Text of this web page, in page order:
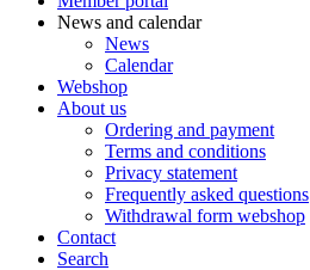
News and calendar
News
Calendar
Webshop
About us
Ordering and payment
Terms and conditions
Privacy statement
Frequently asked questions
Withdrawal form webshop
Contact
Search